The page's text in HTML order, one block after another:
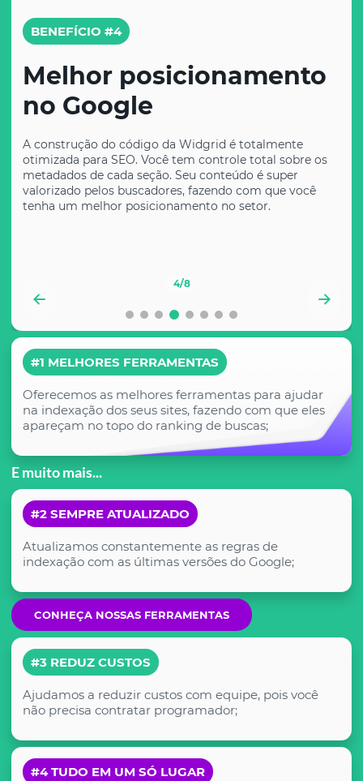
BENEFÍCIO #4
Melhor posicionamento
no Google
A construção do código da Widgrid é totalmente
otimizada para SEO. Você tem controle total sobre os
metadados de cada seção. Seu conteúdo é super
valorizado pelos buscadores, fazendo com que você
tenha um melhor posicionamento no setor.
4/8
#1 MELHORES FERRAMENTAS
Oferecemos as melhores ferramentas para ajudar
na indexação dos seus sites, fazendo com que eles
apareçam no topo do ranking de buscas;
E muito mais...
#2 SEMPRE ATUALIZADO
Atualizamos constantemente as regras de
indexação com as últimas versões do Google;
CONHEÇA NOSSAS FERRAMENTAS
#3 REDUZ CUSTOS
Ajudamos a reduzir custos com equipe, pois você
não precisa contratar programador;
#4 TUDO EM UM SÓ LUGAR